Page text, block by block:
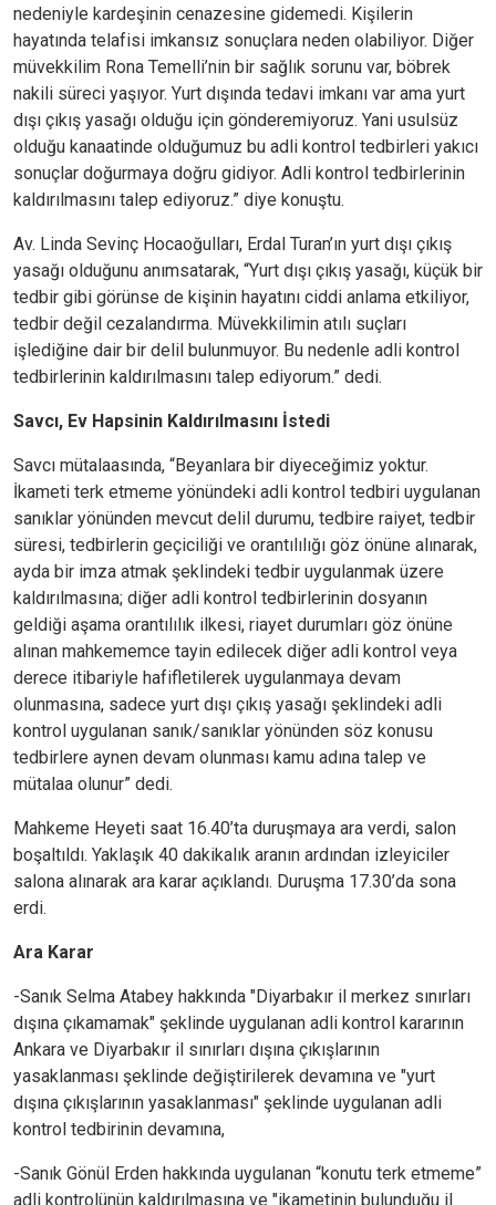
nedeniyle kardeşinin cenazesine gidemedi. Kişilerin
hayatında telafisi imkansız sonuçlara neden olabiliyor. Diğer
müvekkilim Rona Temelli’nin bir sağlık sorunu var, böbrek
nakili süreci yaşıyor. Yurt dışında tedavi imkanı var ama yurt
dışı çıkış yasağı olduğu için gönderemiyoruz. Yani usulsüz
olduğu kanaatinde olduğumuz bu adli kontrol tedbirleri yakıcı
sonuçlar doğurmaya doğru gidiyor. Adli kontrol tedbirlerinin
kaldırılmasını talep ediyoruz.” diye konuştu.
Av. Linda Sevinç Hocaoğulları, Erdal Turan’ın yurt dışı çıkış
yasağı olduğunu anımsatarak, “Yurt dışı çıkış yasağı, küçük bir
tedbir gibi görünse de kişinin hayatını ciddi anlama etkiliyor,
tedbir değil cezalandırma. Müvekkilimin atılı suçları
işlediğine dair bir delil bulunmuyor. Bu nedenle adli kontrol
tedbirlerinin kaldırılmasını talep ediyorum.” dedi.
Savcı, Ev Hapsinin Kaldırılmasını İstedi
Savcı mütalaasında, “Beyanlara bir diyeceğimiz yoktur.
İkameti terk etmeme yönündeki adli kontrol tedbiri uygulanan
sanıklar yönünden mevcut delil durumu, tedbire raiyet, tedbir
süresi, tedbirlerin geçiciliği ve orantılılığı göz önüne alınarak,
ayda bir imza atmak şeklindeki tedbir uygulanmak üzere
kaldırılmasına; diğer adli kontrol tedbirlerinin dosyanın
geldiği aşama orantılılık ilkesi, riayet durumları göz önüne
alınan mahkememce tayin edilecek diğer adli kontrol veya
derece itibariyle hafifletilerek uygulanmaya devam
olunmasına, sadece yurt dışı çıkış yasağı şeklindeki adli
kontrol uygulanan sanık/sanıklar yönünden söz konusu
tedbirlere aynen devam olunması kamu adına talep ve
mütalaa olunur” dedi.
Mahkeme Heyeti saat 16.40’ta duruşmaya ara verdi, salon
boşaltıldı. Yaklaşık 40 dakikalık aranın ardından izleyiciler
salona alınarak ara karar açıklandı. Duruşma 17.30’da sona
erdi.
Ara Karar
-Sanık Selma Atabey hakkında "Diyarbakır il merkez sınırları
dışına çıkamamak" şeklinde uygulanan adli kontrol kararının
Ankara ve Diyarbakır il sınırları dışına çıkışlarının
yasaklanması şeklinde değiştirilerek devamına ve "yurt
dışına çıkışlarının yasaklanması" şeklinde uygulanan adli
kontrol tedbirinin devamına,
-Sanık Gönül Erden hakkında uygulanan “konutu terk etmeme”
adli kontrolünün kaldırılmasına ve "ikametinin bulunduğu il